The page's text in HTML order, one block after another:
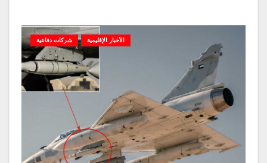
الأخبار الإقليمية شركات دفاعية